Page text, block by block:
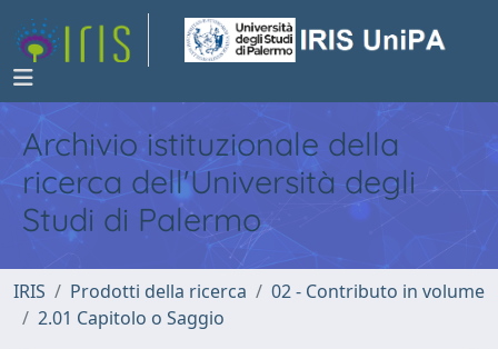
Archivio istituzionale della
ricerca dell'Università degli
Studi di Palermo
IRIS Prodotti della ricerca
02 - Contributo in volume
2.01 Capitolo o Saggio